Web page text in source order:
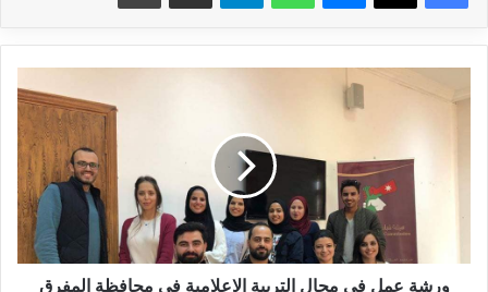
ورشة عمل في مجال التربية الاعلامية في محافظة المفرق